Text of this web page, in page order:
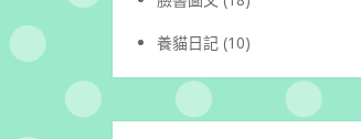
養貓日記 (10)